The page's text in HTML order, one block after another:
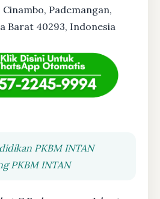
Pademangan,
Barat 40293, Indonesia
PKBM INTAN
PKBM INTAN